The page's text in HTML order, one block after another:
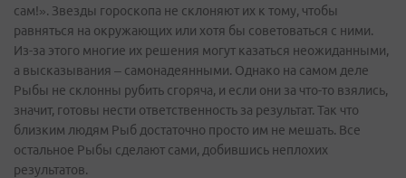
сам!». Звезды гороскопа не склоняют их к тому, чтобы
равняться на окружающих или хотя бы советоваться с ними.
Из-за этого многие их решения могут казаться неожиданными,
а высказывания – самонадеянными. Однако на самом деле
Рыбы не склонны рубить сгоряча, и если они за что-то взялись,
значит, готовы нести ответственность за результат. Так что
близким людям Рыб достаточно просто им не мешать. Все
остальное Рыбы сделают сами, добившись неплохих
результатов.